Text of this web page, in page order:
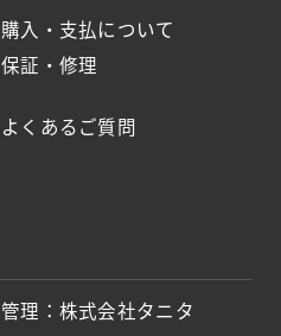
購入・支払について
保証・修理
よくあるご質問
管理：株式会社タニタ